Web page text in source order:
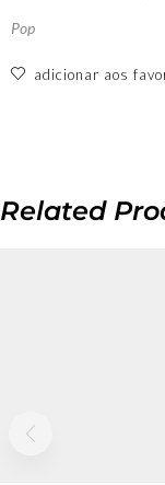
Pop
adicionar aos
Related